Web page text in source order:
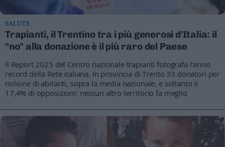
SALUTE
Trapianti, il Trentino tra i più generosi d'Italia: il
"no" alla donazione è il più raro del Paese
Il Report 2025 del Centro nazionale trapianti fotografa l'anno
record della Rete italiana. In provincia di Trento 33 donatori per
milione di abitanti, sopra la media nazionale, e soltanto il
17,4% di opposizioni: nessun altro territorio fa meglio